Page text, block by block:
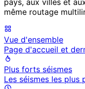
même routage
Vue d'ensemble
Page d'accueil et
Plus forts séismes
Les séismes les plus